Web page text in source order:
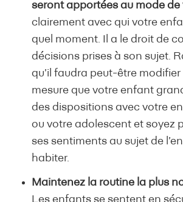
seront apportées au mode de
clairement avec qui votre
quel moment. Il a le droit de
décisions prises à son sujet.
qu’il faudra peut-être
mesure que votre enfant
des dispositions avec votre
ou votre adolescent et soyez
ses sentiments au sujet de
habiter.
Maintenez la routine la plus